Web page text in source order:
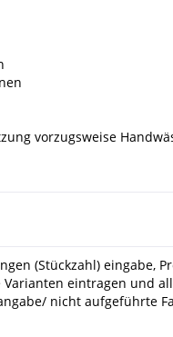
vorzugsweise
(Stückzahl) eingabe,
eintragen und
nicht aufgeführte